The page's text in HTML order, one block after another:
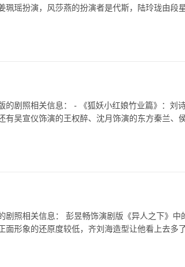
瑶扮演，风莎燕的扮演者是代斯，陆玲珑由段
的剧照相关信息： - 《狐妖小红娘竹业篇》：刘
有吴宣仪饰演的王权醉、沈月饰演的东方秦兰、
剧照相关信息： 彭昱畅饰演剧版《异人之下》中
面形象的还原度较低，齐刘海造型让他看上去多